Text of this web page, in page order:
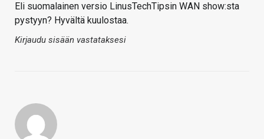
Eli suomalainen versio LinusTechTipsin WAN show:sta
pystyyn? Hyvältä kuulostaa.
Kirjaudu sisään vastataksesi